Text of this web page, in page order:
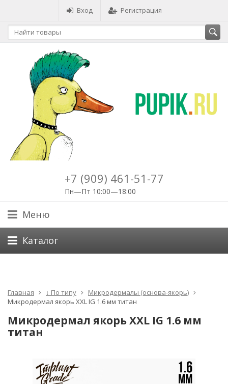
Вход Регистрация
+7 (909) 461-51-77
Пн—Пт 10:00—18:00
Меню
Каталог
Главная ↓ По типу
Микродермалы (основа-якорь)
Микродермал якорь XXL IG 1.6 мм титан
Микродермал якорь XXL IG 1.6 мм
титан